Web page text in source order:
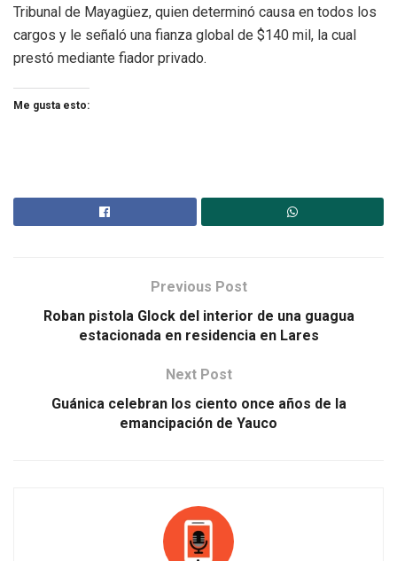
Tribunal de Mayagüez, quien determinó causa en todos los
cargos y le señaló una fianza global de $140 mil, la cual
prestó mediante fiador privado.
Me gusta esto:
Previous Post
Roban pistola Glock del interior de una guagua
estacionada en residencia en Lares
Next Post
Guánica celebran los ciento once años de la
emancipación de Yauco